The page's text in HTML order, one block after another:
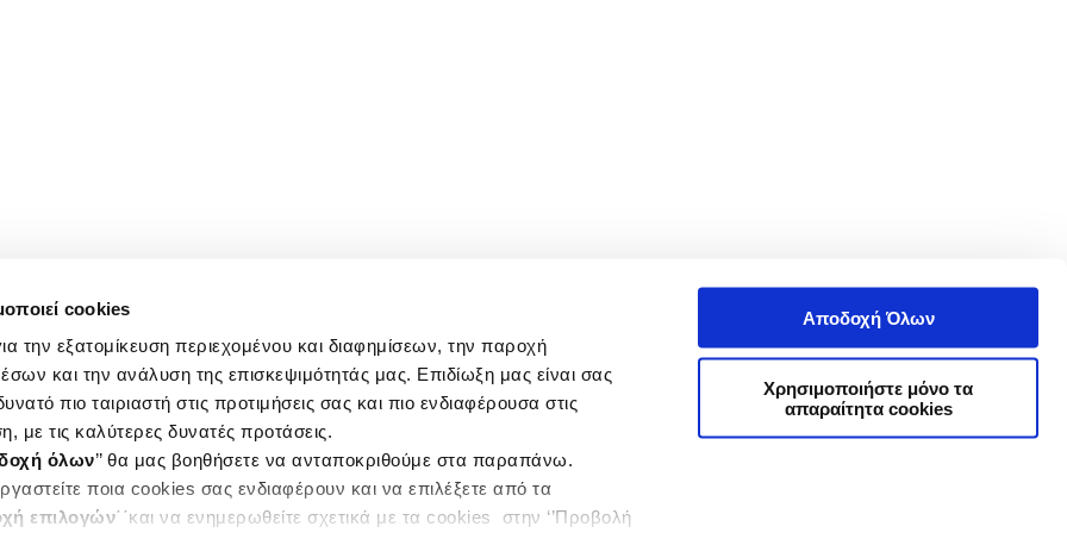
cookies
την εξατομίκευση περιεχομένου και διαφημίσεων, την παροχή
και την ανάλυση της επισκεψιμότητάς μας. Επιδίωξη μας είναι σας
πιο ταιριαστή στις προτιμήσεις σας και πιο ενδιαφέρουσα στις
με τις καλύτερες δυνατές προτάσεις.
όλων’’ θα μας βοηθήσετε να ανταποκριθούμε στα παραπάνω.
ποια cookies σας ενδιαφέρουν και να επιλέξετε από τα
επιλογών΄΄και να ενημερωθείτε σχετικά με τα cookies στην ‘’Προβολή
Αποδοχή Όλων
Χρησιμοποιήστε μόνο τα
απαραίτητα cookies